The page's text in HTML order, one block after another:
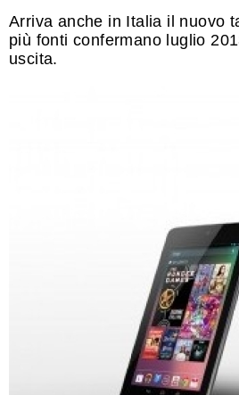
Arriva anche in Italia il nuovo
più fonti confermano luglio
uscita.